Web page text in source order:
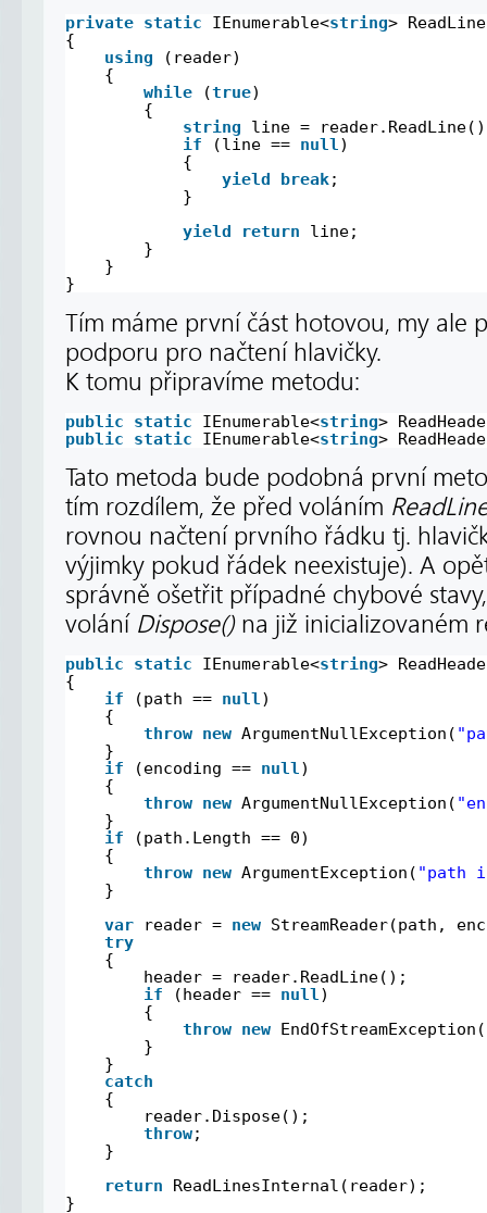
private static IEnumerable<string>
{
using
(reader)
{
while
(true)
{
string
line =
if
(line == null )
{
yield
break;
}
yield
return
line;
}
}
}
Tím máme první část hotovou, my ale
podporu pro načtení hlavičky.
K tomu připravíme metodu:
public static IEnumerable<string>
public
static IEnumerable<string>
Tato metoda bude podobná první
tím rozdílem, že před voláním
rovnou načtení prvního řádku tj.
výjimky pokud řádek neexistuje). A
správně ošetřit případné chybové
volání Dispose()na již inicializovaném
public static IEnumerable<string>
{
if
(path == null )
{
throw new ArgumentNullException(
}
if
(encoding == null )
{
throw new ArgumentNullException(
}
if
(path.Length == 0)
{
throw new ArgumentException( "path
}
var
reader = new StreamReader(path,
try
{
header = reader.ReadLine();
if
(header == null )
{
throw new EndOfStreamException(
}
}
catch
{
reader.Dispose();
throw;
}
return
ReadLinesInternal(reader);
}